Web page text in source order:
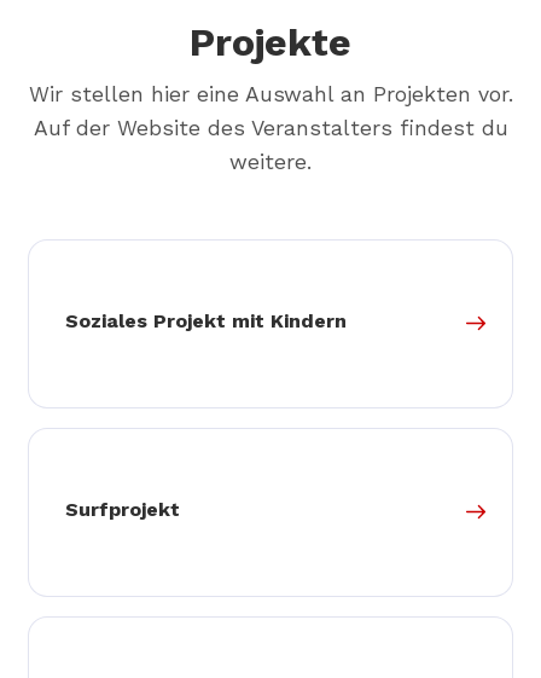
Projekte
Wir stellen hier eine Auswahl an Projekten vor.
Auf der Website des Veranstalters findest du
weitere.
Soziales Projekt mit Kindern
Surfprojekt